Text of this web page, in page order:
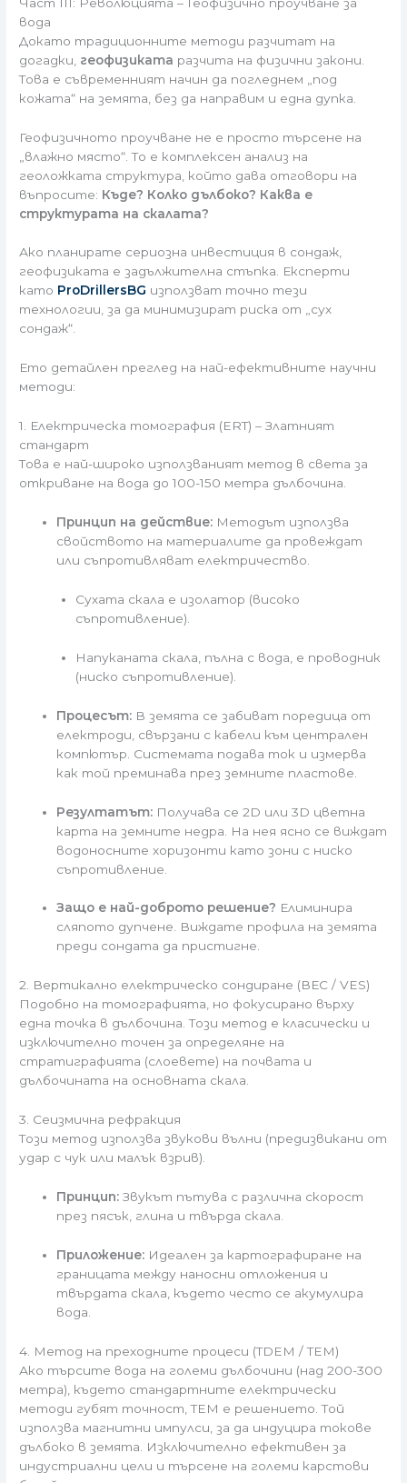
вода
Докато традиционните методи разчитат на
догадки, геофизиката разчита на физични закони.
Това е съвременният начин да погледнем „под
кожата“ на земята, без да направим и една дупка.
Геофизичното проучване не е просто търсене на
„влажно място“. То е комплексен анализ на
геоложката структура, който дава отговори на
въпросите: Къде? Колко дълбоко? Каква е
структурата на скалата?
Ако планирате сериозна инвестиция в сондаж,
геофизиката е задължителна стъпка. Експерти
като ProDrillersBG използват точно тези
технологии, за да минимизират риска от „сух
сондаж“.
Ето детайлен преглед на най-ефективните научни
методи:
1. Електрическа томография (ERT) – Златният
стандарт
Това е най-широко използваният метод в света за
откриване на вода до 100-150 метра дълбочина.
Принцип на действие: Методът използва
свойството на материалите да провеждат
или съпротивляват електричество.
Сухата скала е изолатор (високо
съпротивление).
Напуканата скала, пълна с вода, е проводник
(ниско съпротивление).
Процесът: В земята се забиват поредица от
електроди, свързани с кабели към централен
компютър. Системата подава ток и измерва
как той преминава през земните пластове.
Резултатът: Получава се 2D или 3D цветна
карта на земните недра. На нея ясно се виждат
водоносните хоризонти като зони с ниско
съпротивление.
Защо е най-доброто решение? Елиминира
сляпото дупчене. Виждате профила на земята
преди сондата да пристигне.
2. Вертикално електрическо сондиране (ВЕС / VES)
Подобно на томографията, но фокусирано върху
една точка в дълбочина. Този метод е класически и
изключително точен за определяне на
стратиграфията (слоевете) на почвата и
дълбочината на основната скала.
3. Сеизмична рефракция
Този метод използва звукови вълни (предизвикани от
удар с чук или малък взрив).
Принцип: Звукът пътува с различна скорост
през пясък, глина и твърда скала.
Приложение: Идеален за картографиране на
границата между наносни отложения и
твърдата скала, където често се акумулира
вода.
4. Метод на преходните процеси (TDEM / TEM)
Ако търсите вода на големи дълбочини (над 200-300
метра), където стандартните електрически
методи губят точност, TEM е решението. Той
използва магнитни импулси, за да индуцира токове
дълбоко в земята. Изключително ефективен за
индустриални цели и търсене на големи карстови